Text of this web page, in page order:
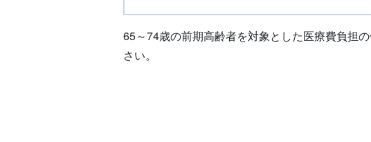
65～74歳の前期高齢者を対象とした医療費負担
さい。